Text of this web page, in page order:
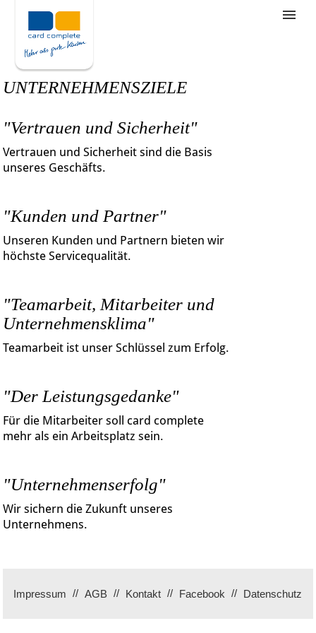
Stellenangebote
Unternehmensziele
Wie bewerbe ich mich
UNTERNEHMENSZIELE
"Vertrauen und Sicherheit"
Vertrauen und Sicherheit sind die Basis
unseres Geschäfts.
"Kunden und Partner"
Unseren Kunden und Partnern bieten wir
höchste Servicequalität.
"Teamarbeit, Mitarbeiter und
Unternehmensklima"
Teamarbeit ist unser Schlüssel zum Erfolg.
"Der Leistungsgedanke"
Für die Mitarbeiter soll card complete
mehr als ein Arbeitsplatz sein.
"Unternehmenserfolg"
Wir sichern die Zukunft unseres
Unternehmens.
Impressum AGB Kontakt Facebook Datenschutz